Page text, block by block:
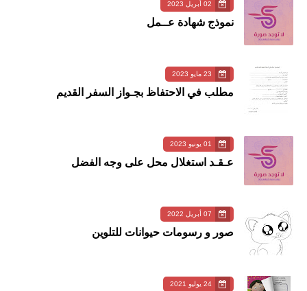
02 أبريل 2023
نموذج شهادة عــمل
23 مايو 2023
مطلب في الاحتفاظ بجـواز السفر القديم
01 يونيو 2023
عـقـد استغلال محل على وجه الفضل
07 أبريل 2022
صور و رسومات حيوانات للتلوين
24 يوليو 2021